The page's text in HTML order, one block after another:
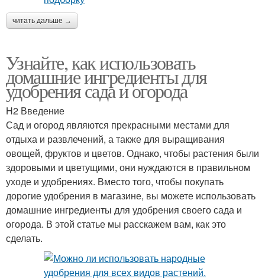
читать дальше →
Узнайте, как использовать
домашние ингредиенты для
удобрения сада и огорода
H2 Введение
Сад и огород являются прекрасными местами для
отдыха и развлечений, а также для выращивания
овощей, фруктов и цветов. Однако, чтобы растения были
здоровыми и цветущими, они нуждаются в правильном
уходе и удобрениях. Вместо того, чтобы покупать
дорогие удобрения в магазине, вы можете использовать
домашние ингредиенты для удобрения своего сада и
огорода. В этой статье мы расскажем вам, как это
сделать.